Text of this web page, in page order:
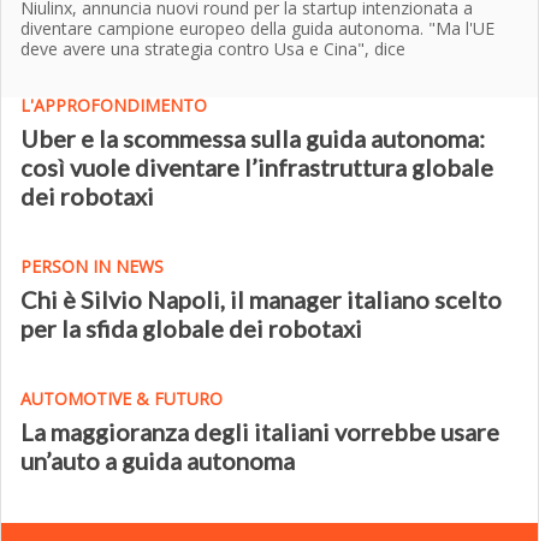
Niulinx, annuncia nuovi round per la startup intenzionata a
diventare campione europeo della guida autonoma. "Ma l'UE
deve avere una strategia contro Usa e Cina", dice
L'APPROFONDIMENTO
Uber e la scommessa sulla guida autonoma:
così vuole diventare l’infrastruttura globale
dei robotaxi
PERSON IN NEWS
Chi è Silvio Napoli, il manager italiano scelto
per la sfida globale dei robotaxi
AUTOMOTIVE & FUTURO
La maggioranza degli italiani vorrebbe usare
un’auto a guida autonoma